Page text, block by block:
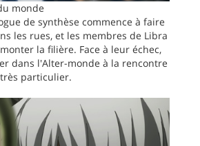
monde
de synthèse commence à faire
les rues, et les membres de Libra
la filière. Face à leur échec,
dans l'Alter-monde à la rencontre
particulier.